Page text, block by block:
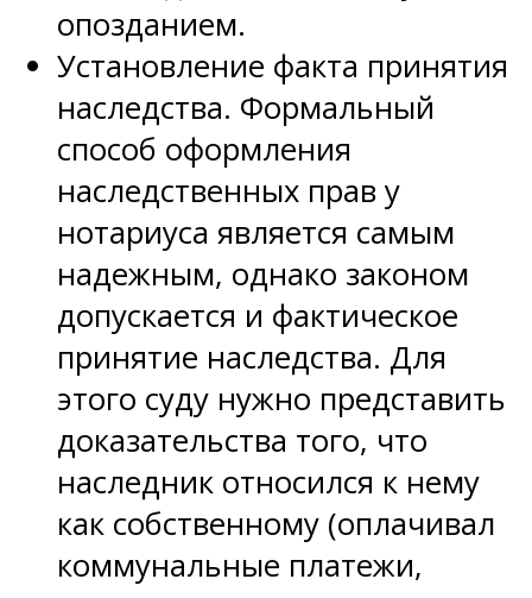
опозданием.
Установление факта принятия
наследства. Формальный
способ оформления
наследственных прав у
нотариуса является самым
надежным, однако законом
допускается и фактическое
принятие наследства. Для
этого суду нужно представить
доказательства того, что
наследник относился к нему
как собственному (оплачивал
коммунальные платежи,